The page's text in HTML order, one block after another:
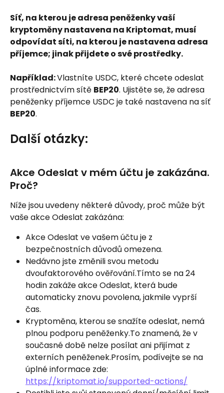
Síť, na kterou je adresa peněženky vaší
kryptoměny nastavena na Kriptomat, musí
odpovídat síti, na kterou je nastavena adresa
příjemce; jinak přijdete o své prostředky.
Například: Vlastníte USDC, které chcete odeslat
prostřednictvím sítě BEP20. Ujistěte se, že adresa
peněženky příjemce USDC je také nastavena na síť
BEP20.
Další otázky:
Akce Odeslat v mém účtu je zakázána.
Proč?
Níže jsou uvedeny některé důvody, proč může být
vaše akce Odeslat zakázána:
Akce Odeslat ve vašem účtu je z
bezpečnostních důvodů omezena.
Nedávno jste změnili svou metodu
dvoufaktorového ověřování.Tímto se na 24
hodin zakáže akce Odeslat, která bude
automaticky znovu povolena, jakmile vyprší
čas.
Kryptoměna, kterou se snažíte odeslat, nemá
plnou podporu peněženky.To znamená, že v
současné době nelze posílat ani přijímat z
externích peněženek.Prosím, podívejte se na
úplné informace zde:
https://kriptomat.io/supported-actions/